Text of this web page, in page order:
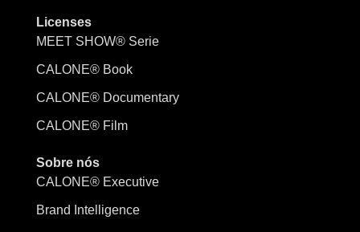
Licenses
MEET SHOW® Serie
CALONE® Book
CALONE® Documentary
CALONE® Film
Sobre nós
CALONE® Executive
Brand Intelligence